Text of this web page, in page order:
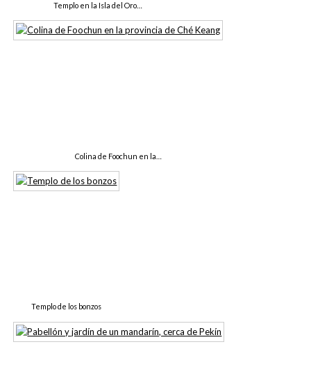
Templo en la Isla del Oro…
Colina de Foochun en la…
Templo de los bonzos